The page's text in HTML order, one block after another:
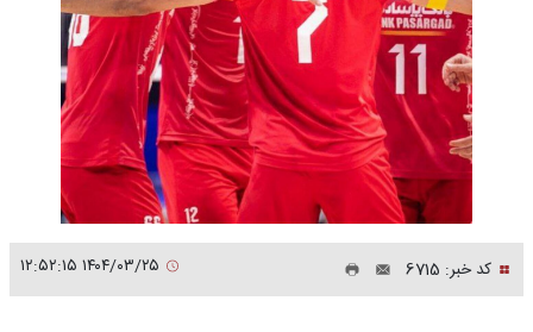
کد خبر: 6715